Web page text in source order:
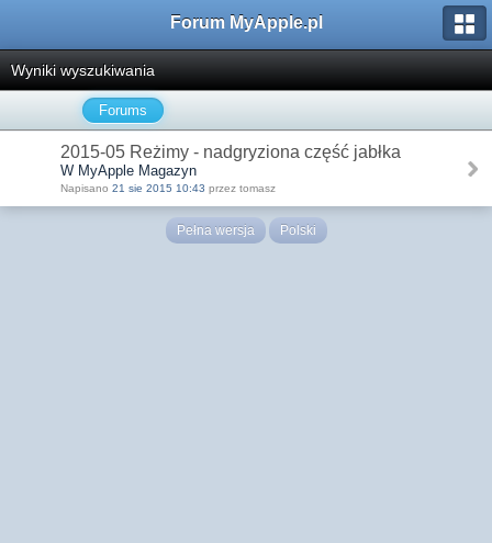
Forum MyApple.pl
Wyniki wyszukiwania
Forums
2015-05 Reżimy - nadgryziona część jabłka
W MyApple Magazyn
Napisano 21 sie 2015 10:43 przez tomasz
Pełna wersja Polski